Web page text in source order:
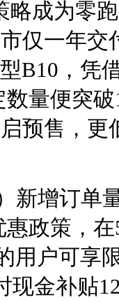
略成为零
市仅一年
B10，凭
量便突
预售，
新增订单
政策，
用户可享
现金补贴